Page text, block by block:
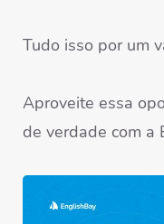
Tudo isso por um
Aproveite essa
de verdade com a